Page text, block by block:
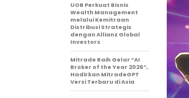
UOB Perkuat Bisnis
Wealth Management
melalui Kemitraan
Distribusi Strategis
dengan Allianz Global
Investors
Mitrade Raih Gelar “AI
Broker of the Year 2026”,
Hadirkan MitradeGPT
Versi Terbaru di Asia